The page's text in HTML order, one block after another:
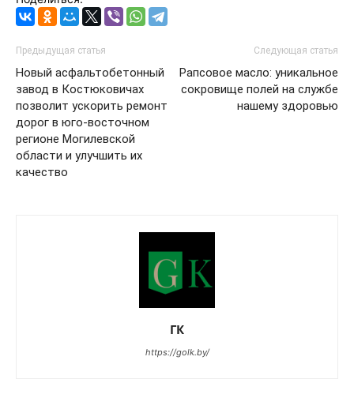
Предыдущая статья
Новый асфальтобетонный
завод в Костюковичах
позволит ускорить ремонт
дорог в юго‑восточном
регионе Могилевской
области и улучшить их
качество
Следующая статья
Рапсовое масло: уникальное
сокровище полей на службе
нашему здоровью
ГК
https://golk.by/